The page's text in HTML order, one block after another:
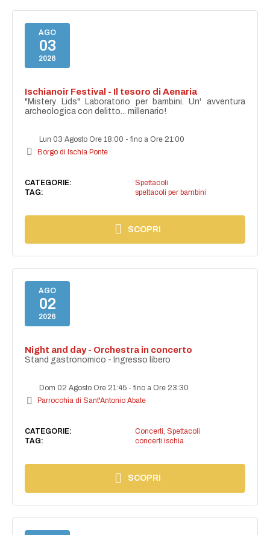
AGO
03
2026
Ischianoir Festival - Il tesoro di Aenaria
"Mistery Lids" Laboratorio per bambini. Un' avventura
archeologica con delitto... millenario!
Lun 03 Agosto Ore 18:00 -fino a Ore 21:00
Borgo di Ischia Ponte
CATEGORIE:
Spettacoli
TAG:
spettacoli per bambini
SCOPRI
AGO
02
2026
Night and day - Orchestra in concerto
Stand gastronomico - Ingresso libero
Dom 02 Agosto Ore 21:45 -fino a Ore 23:30
Parrocchia di Sant'Antonio Abate
CATEGORIE: Concerti, Spettacoli
TAG:
concerti ischia
SCOPRI